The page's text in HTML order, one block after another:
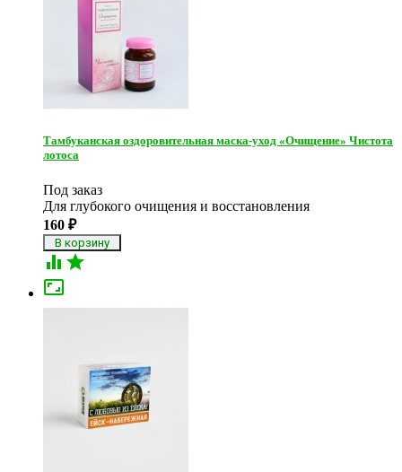
Тамбуканская оздоровительная маска-уход «Очищение» Чистота
лотоса
Под заказ
Для глубокого очищения и восстановления
160 ₽
 
